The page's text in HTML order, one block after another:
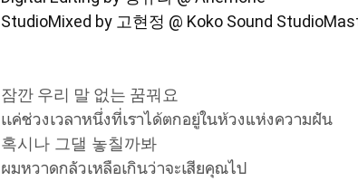
StudioMixed by 고현정 @ Koko Sound
잠깐 우리 말 없는 꿈꿔요
เเค่ช่วงเวลาหนึ่งที่เราได้ตกอยู่ในห้วงแห่งความฝัน
혹시나 그댈 놓칠까봐
ผมหวาดกลัวเหลือเกินว่าจะเสียคุณไป